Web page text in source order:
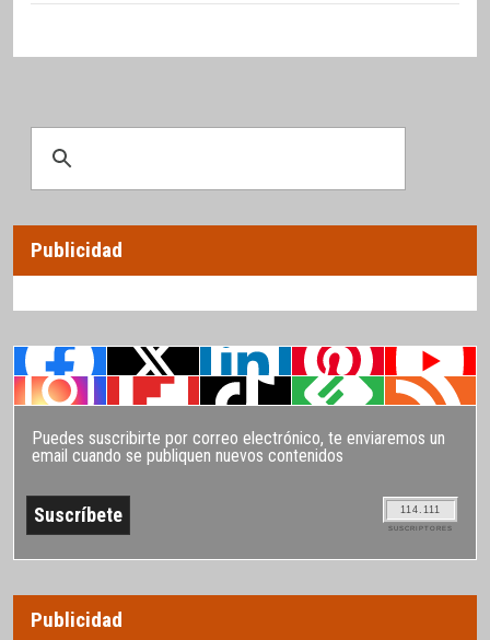
Publicidad
Puedes suscribirte por correo electrónico, te enviaremos un
email cuando se publiquen nuevos contenidos
114.111
SUSCRIPTORES
Publicidad